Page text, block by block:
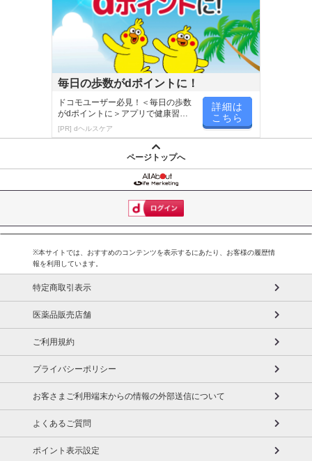
毎日の歩数がdポイントに！
ドコモユーザー必見！＜毎日の歩数
がdポイントに＞アプリで健康習慣
が楽しく続く
[PR] dヘルスケア
詳細は
こちら
ページトップへ
※本サイトでは、おすすめのコンテンツを表示するにあたり、お客様の履歴情
報を利用しています。
特定商取引表示
医薬品販売店舗
ご利用規約
プライバシーポリシー
お客さまご利用端末からの情報の外部送信について
よくあるご質問
ポイント表示設定